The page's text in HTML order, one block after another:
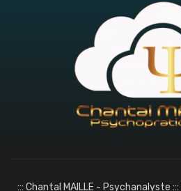
::: Chantal MAILLE - Psychanalyste :::